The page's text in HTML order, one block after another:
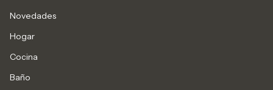
Novedades
Hogar
Cocina
Baño